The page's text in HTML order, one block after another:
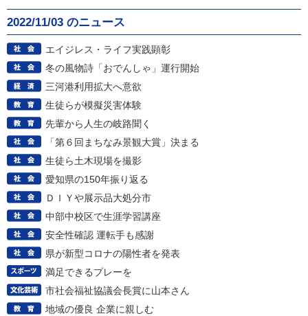
2022/11/03 のニュース
エイジレス・ライフ実践顕彰
冬の風物詩「おでんしゃ」運行開始
三河港利用拡大へ意欲
生徒らが模擬災害体験
先輩から人生の岐路聞く
「第６回まちなみ景観大賞」決まる
生徒ら土木現場を撮影
愛知県の150年振り返る
ＤＩＹや展示品大処分市
中部中校区で生涯学習講座
安全性確認 運転手も感謝
県が新型コロナの陽性者を発表
満足できるプレーを
市社会福祉協議会長賞に山本さん
地域の優良 企業に親しむ